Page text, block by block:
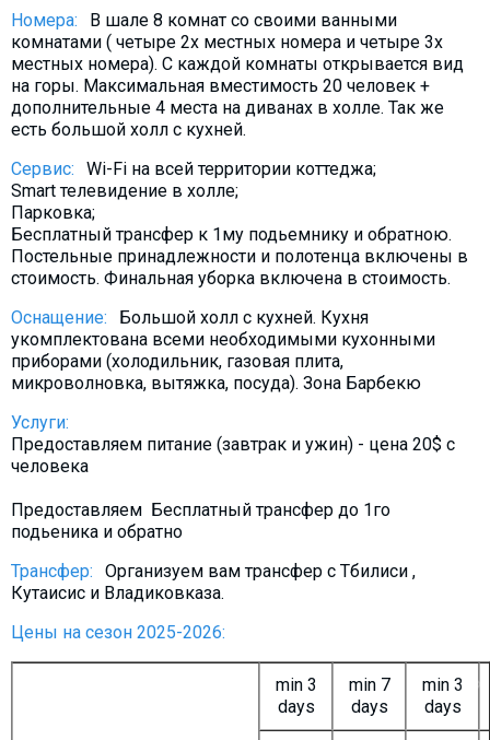
Номера:
В шале 8 комнат со своими ванными
комнатами ( четыре 2х местных номера и четыре 3х
местных номера). С каждой комнаты открывается вид
на горы. Максимальная вместимость 20 человек +
дополнительные 4 места на диванах в холле. Так же
есть большой холл с кухней.
Сервис:
Wi-Fi на всей территории коттеджа;
Smart телевидение в холле;
Парковка;
Бесплатный трансфер к 1му подьемнику и обратною.
Постельные принадлежности и полотенца включены в
стоимость. Финальная уборка включена в стоимость.
Оснащение:
Большой холл с кухней. Кухня
укомплектована всеми необходимыми кухонными
приборами (холодильник, газовая плита,
микроволновка, вытяжка, посуда). Зона Барбекю
Услуги:
Предоставляем питание (завтрак и ужин) - цена 20$ c
человека
Предоставляем Бесплатный трансфер до 1го
подьеника и обратно
Трансфер:
Организуем вам трансфер с Тбилиси ,
Кутаисис и Владиковказа.
Цены на сезон 2025-2026:
min 3
days
min 7
days
min 3
days
Галерея
Отчеты
Безопасность